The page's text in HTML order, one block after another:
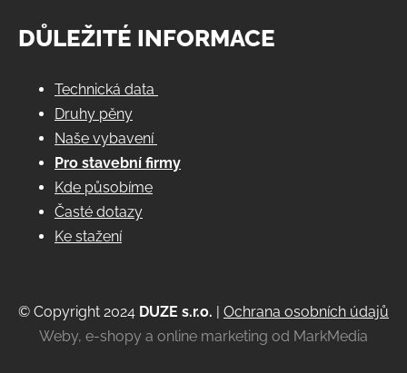
DŮLEŽITÉ INFORMACE
Technická data
Druhy pěny
Naše vybavení
Pro stavební firmy
Kde působíme
Časté dotazy
Ke stažení
© Copyright 2024 DUZE s.r.o. | Ochrana osobních údajů
Weby, e-shopy a online marketing od MarkMedia